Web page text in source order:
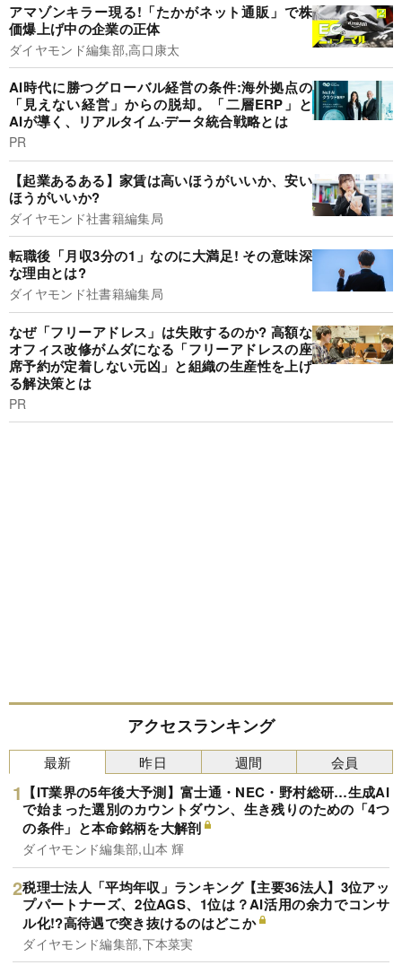
アマゾンキラー現る!「たかがネット通販」で株
価爆上げ中の企業の正体
ダイヤモンド編集部,高口康太
AI時代に勝つグローバル経営の条件:海外拠点の
「見えない経営」からの脱却。「二層ERP」と
AIが導く、リアルタイム·データ統合戦略とは
PR
【起業あるある】家賃は高いほうがいいか、安い
ほうがいいか?
ダイヤモンド社書籍編集局
転職後「月収3分の1」なのに大満足! その意味深
な理由とは?
ダイヤモンド社書籍編集局
なぜ「フリーアドレス」は失敗するのか? 高額な
オフィス改修がムダになる「フリーアドレスの座
席予約が定着しない元凶」と組織の生産性を上げ
る解決策とは
PR
アクセスランキング
最新
【IT業界の5年後大予測】富士通・NEC・野村総研…生成AI
で始まった選別のカウントダウン、生き残りのための「4つ
の条件」と本命銘柄を大解剖
ダイヤモンド編集部,山本 輝
税理士法人「平均年収」ランキング【主要36法人】3位アッ
プパートナーズ、2位AGS、1位は？AI活用の余力でコンサ
ル化!?高待遇で突き抜けるのはどこか
ダイヤモンド編集部,下本菜実
昨日 週間 会員